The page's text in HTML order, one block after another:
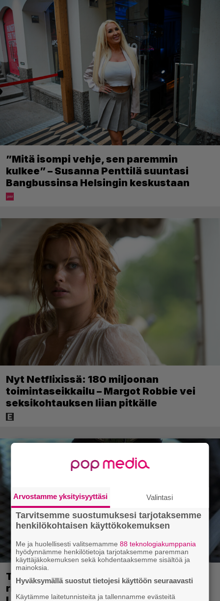
”Mitä isompi vehje, sen paremmin
kulkee” – Susanna Penttilä suuntasi
Bangbussinsa Helsingin keskustaan
Nyt Netflixissä: 180 miljoonan
toimintaseikkailu – Margot Robbie vei
seksikohtauksen liian pitkälle
Tänään tv:ssä: Viiden tähden
rikostarina 30 vuoden takaa –
Arvostamme yksityisyyttäsi Valintasi
Tarvitsemme suostumuksesi tarjotaksemme
henkilökohtaisen käyttökokemuksen
Me ja huolellisesti valitsemamme88 teknologiakumppania
hyödynnämme henkilötietoja tarjotaksemme paremman
käyttäjäkokemuksen sekä kohdentaaksemme sisältöä ja
mainoksia.
Hyväksymällä suostut tietojesi käyttöön seuraavasti
Käytämme laitetunnisteita ja tallennamme evästeitä